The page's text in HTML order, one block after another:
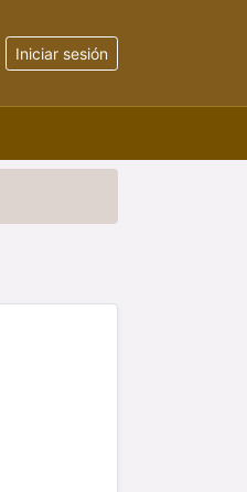
Iniciar sesión